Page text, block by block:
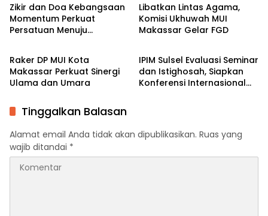
Zikir dan Doa Kebangsaan
Momentum Perkuat
Persatuan Menuju
Libatkan Lintas Agama,
Komisi Ukhuwah MUI
Makassar Gelar FGD
Agama
Raker DP MUI Kota
Makassar Perkuat Sinergi
Ulama dan Umara
Agama
IPIM Sulsel Evaluasi Seminar
dan Istighosah, Siapkan
Konferensi Internasional
Tinggalkan Balasan
Alamat email Anda tidak akan dipublikasikan. Ruas yang
wajib ditandai *